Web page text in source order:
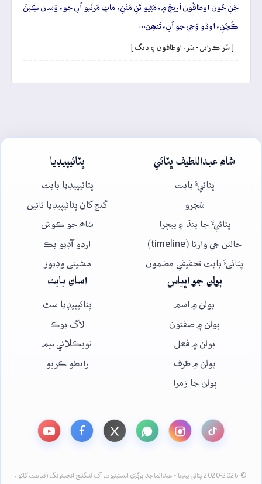
جَنِ جُون اوطاقُون اَريجَ ۾، مَڻِيو تَنِ مَٿَنِ، ماٺِ مَرتَبو اُنِ جو، وَسان ڪِينَ
ڪُڇَنِ، اوڏو وَڃي جو اُنِ، تَنھِن…
[ سُر ڪارايل - سَر، اوطاقون ۽ نانگ ]
شاھ عبداللطيف ڀٽائي
ڀٽائيءَ بابت
شجرو
ڀٽائيءَ جا پنڌ ۽ پيچرا
حالتن جي وارتا (timeline)
ڀٽائيءَ بابت تحقيقي مضمون
ڀٽائيپيڊيا
ڀٽائيپيڊيا بابت
گنج کان ڀٽائيپيڊيا تائين
شاھ جو ڪوش
اردو آڊيو بڪ
مشيني وڊيوز
ٻولن جو اڀياس
ٻولن ۾ اسم
ٻولن ۾ صفتون
ٻولن ۾ فعل
ٻولن ۾ ظرف
ٻولن جا زمرا
اسان بابت
ڀٽائيپيڊيا سٿ
لاگ بوڪ
نويڪلائي نيم
رابطو ڪريو
© 2020-2026 ڀٽائي پيڊيا - عبدالماجد ڀرڳڙي انسٽيٽيوٽ آف لئنگئيج انجنيئرنگ (ثقافت کاتو،